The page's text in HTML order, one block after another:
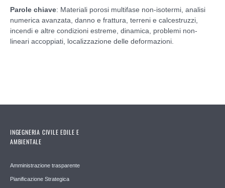
Parole chiave: Materiali porosi multifase non-isotermi, analisi
numerica avanzata, danno e frattura, terreni e calcestruzzi,
incendi e altre condizioni estreme, dinamica, problemi non-
lineari accoppiati, localizzazione delle deformazioni.
INGEGNERIA CIVILE EDILE E
AMBIENTALE
Amministrazione trasparente
Pianificazione Strategica